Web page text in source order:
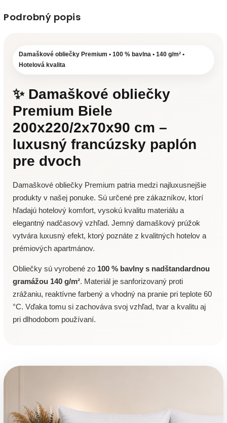
Podrobný popis
Damaškové obliečky Premium • 100 % bavlna • 140 g/m² •
Hotelová kvalita
✨ Damaškové obliečky
Premium Biele
200x220/2x70x90 cm –
luxusný francúzsky paplón
pre dvoch
Damaškové obliečky Premium patria medzi najluxusnejšie
produkty v našej ponuke. Sú určené pre zákazníkov, ktorí
hľadajú hotelový komfort, vysokú kvalitu materiálu a
elegantný nadčasový vzhľad. Jemný damaškový prúžok
vytvára luxusný efekt, ktorý poznáte z kvalitných hotelov a
prémiových apartmánov.
Obliečky sú vyrobené zo 100 % bavlny s nadštandardnou
gramážou 140 g/m². Materiál je sanforizovaný proti
zrážaniu, reaktívne farbený a vhodný na pranie pri teplote 60
°C. Vďaka tomu si zachováva svoj vzhľad, tvar a kvalitu aj
pri dlhodobom používaní.